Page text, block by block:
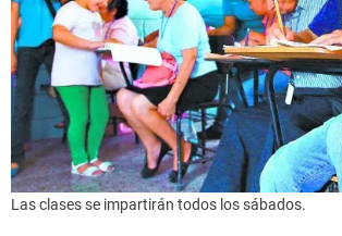
Las clases se impartirán todos los sábados.